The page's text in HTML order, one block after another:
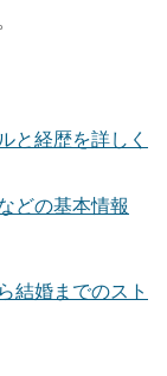
と経歴を詳しく
どの基本情報
結婚までのスト